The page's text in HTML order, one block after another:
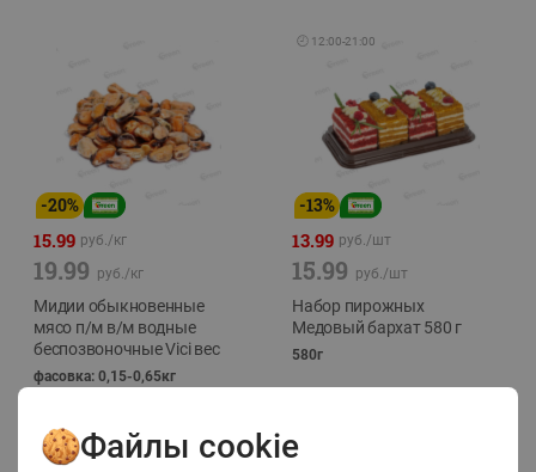
-20%
15.99 руб./кг
19.99 руб./кг
Мидии обыкновенные
мясо п/м в/м водные
беспозвоночные Vici вес
фасовка: 0,15-0,65кг
🕘 12:00-21:00
-13%
13.99 руб./шт
15.99 руб./шт
Набор пирожных
Медовый бархат 580 г
580г
Файлы cookie